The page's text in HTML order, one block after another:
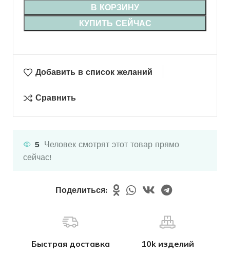
В КОРЗИНУ
КУПИТЬ СЕЙЧАС
Добавить в список желаний
Сравнить
5 Человек смотрят этот товар прямо
сейчас!
Поделиться:
Быстрая доставка 10k изделий